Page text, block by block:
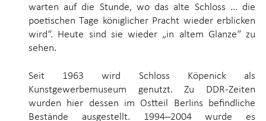
warten auf die Stunde, wo das alte Schloss … die
poetischen Tage königlicher Pracht wieder erblicken
wird“. Heute sind sie wieder „in altem Glanze“ zu
sehen.
Seit 1963 wird Schloss Köpenick als
Kunstgewerbemuseum genutzt. Zu DDR-Zeiten
wurden hier dessen im Ostteil Berlins befindliche
Bestände ausgestellt. 1994–2004 wurde es